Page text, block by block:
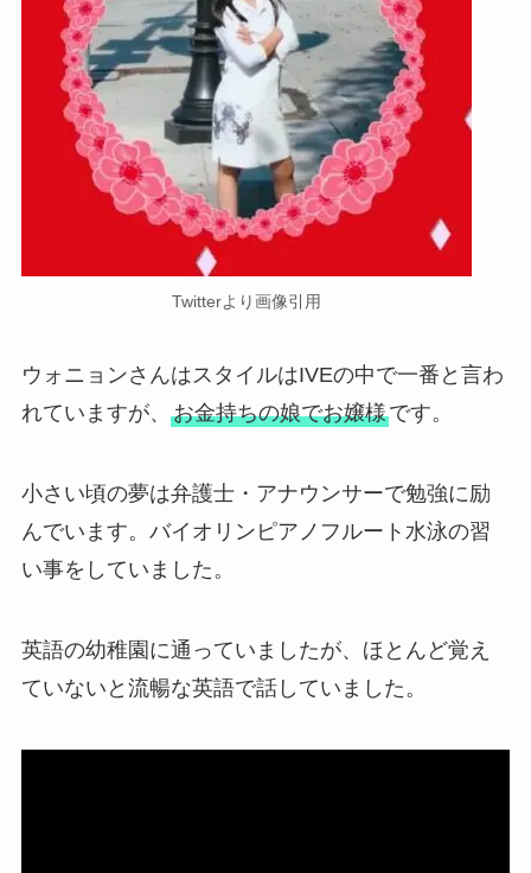
Twitterより画像引用
ウォニョンさんはスタイルはIVEの中で一番と言わ
れていますが、 お金持ちの娘でお嬢様です。
小さい頃の夢は弁護士・アナウンサーで勉強に励
んでいます。バイオリンピアノフルート水泳の習
い事をしていました。
英語の幼稚園に通っていましたが、ほとんど覚え
ていないと流暢な英語で話していました。